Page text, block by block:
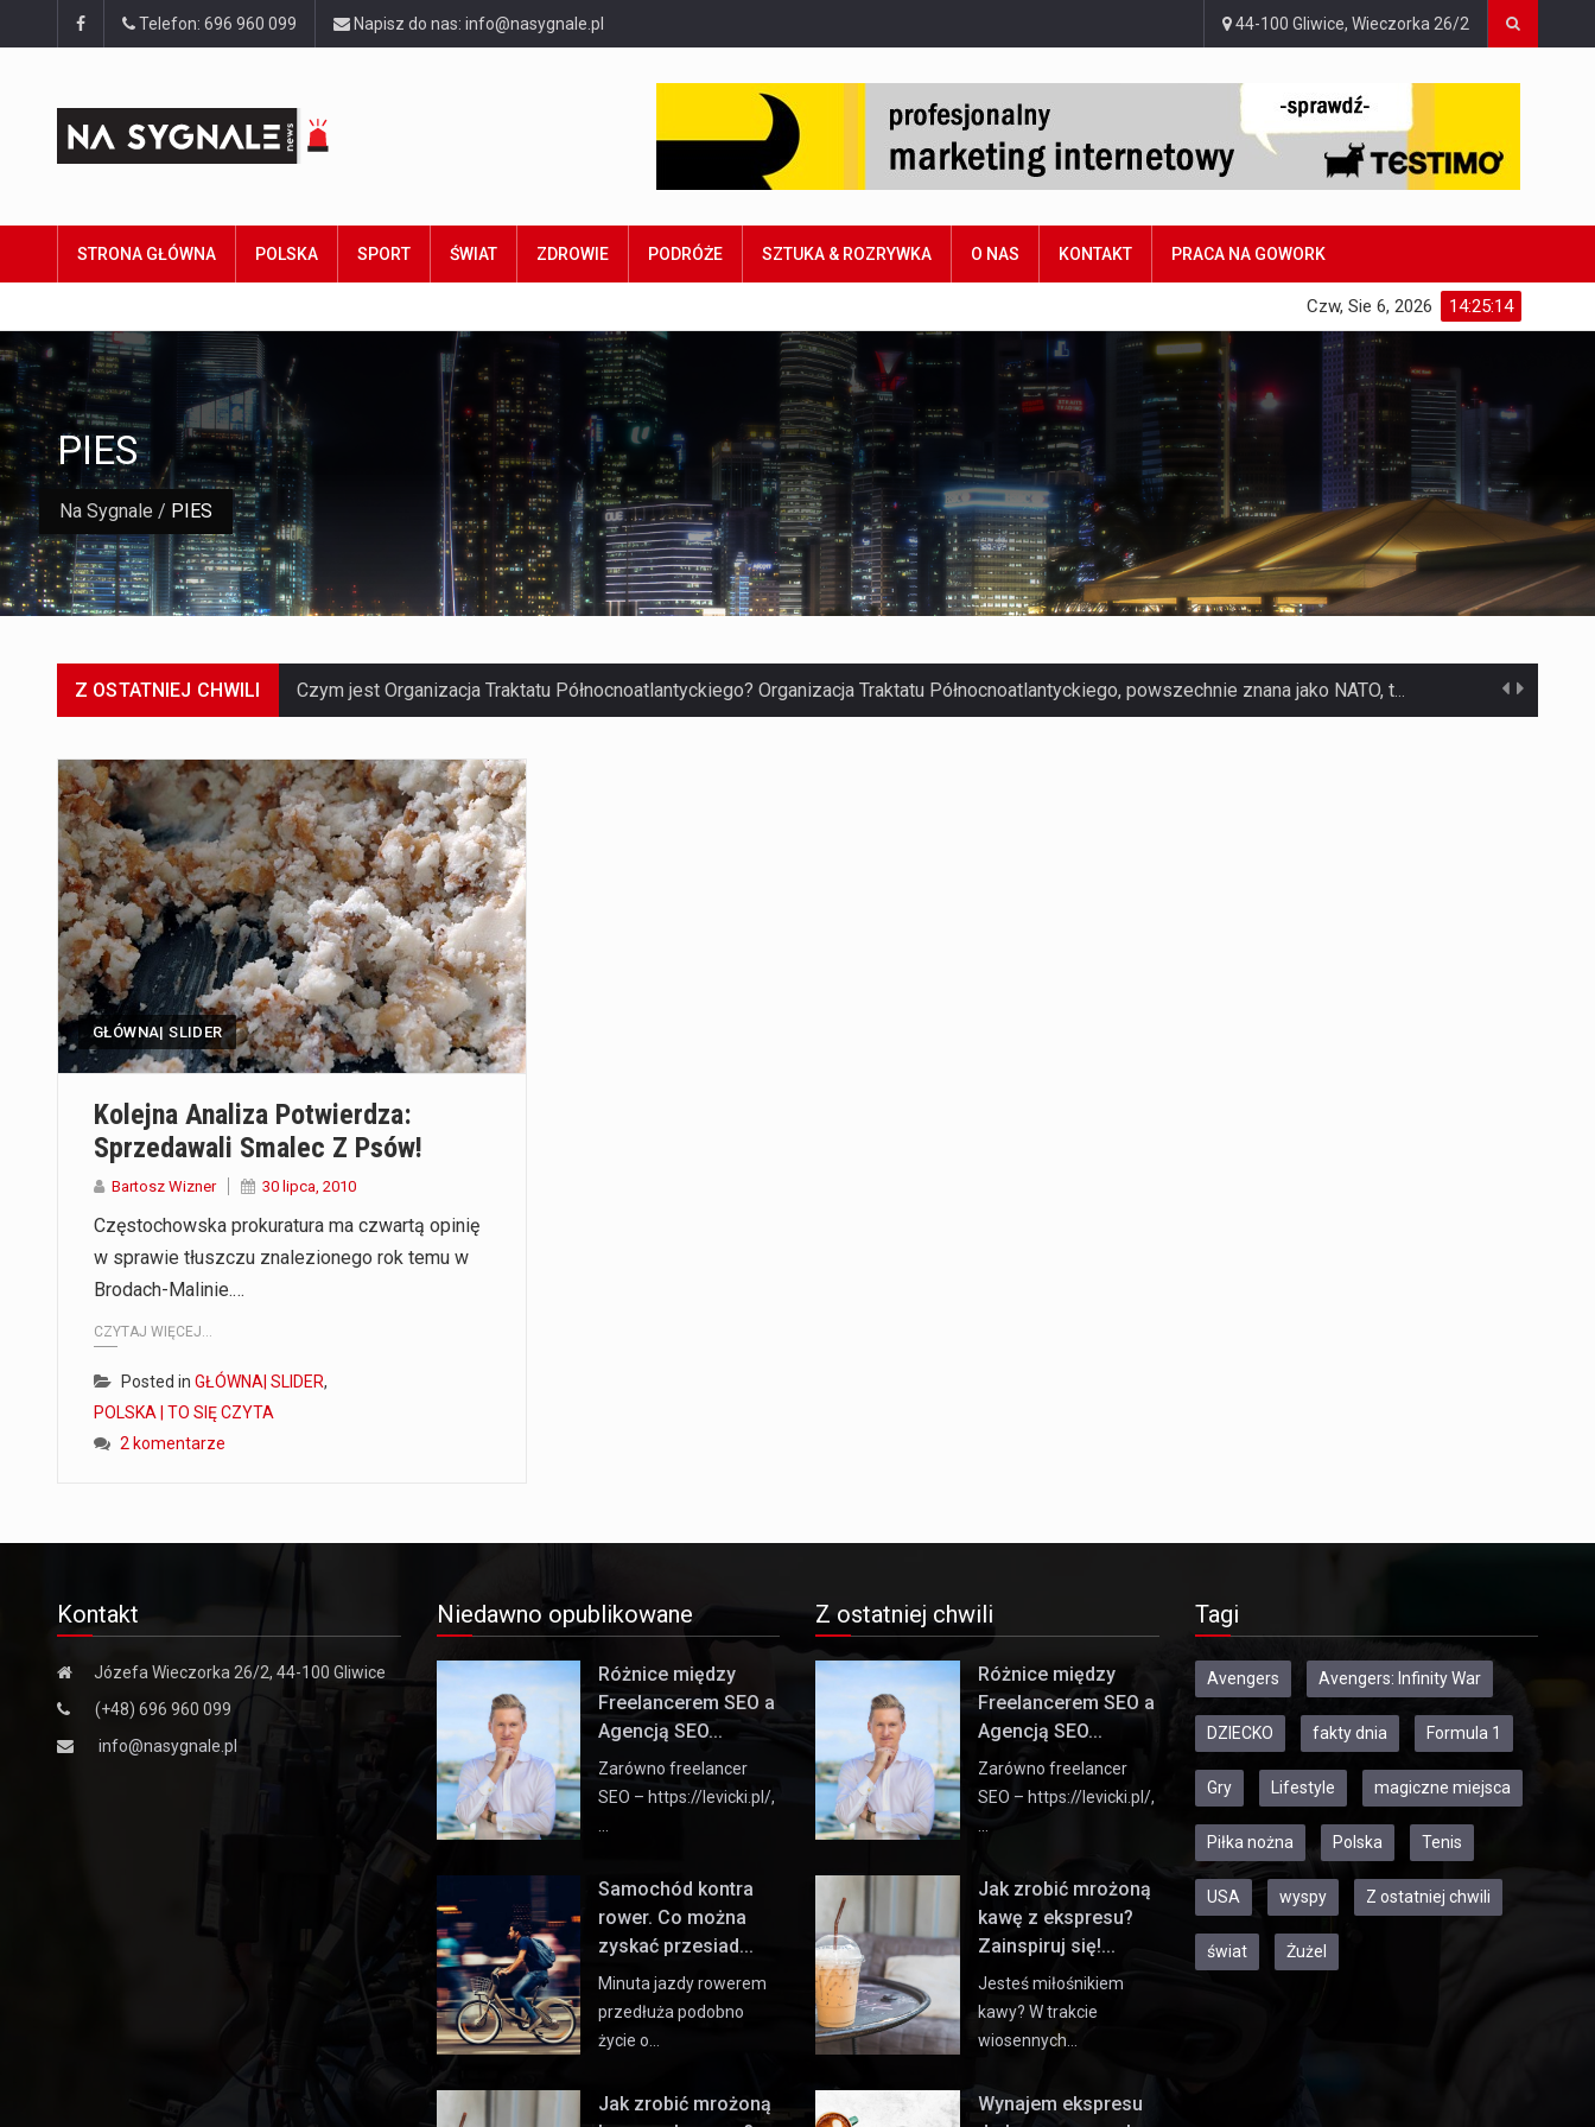
Telefon: 696 960 099 Napisz do nas: info@nasygnale.pl 44-100 Gliwice, Wieczorka 26/2
STRONA GŁÓWNA POLSKA SPORT ŚWIAT ZDROWIE PODRÓŻE SZTUKA & ROZRYWKA O NAS KONTAKT PRACA NA GOWORK
14:25:15
Czw, Sie 6, 2026
Na Sygnale / PIES
PIES
Z OSTATNIEJ CHWILI Czym jest Organizacja Traktatu Północnoatlantyckiego? Organizacja Traktatu Północnoatlantyckiego, powszechnie znana jako NATO, to międzynarodowy sojusz polityczno-wojskowy, który powstał 4 kwietnia 1949 roku. Został założony przez…
GŁÓWNA| SLIDER
Kolejna Analiza Potwierdza:
Sprzedawali Smalec Z Psów!
Bartosz Wizner 30 lipca, 2010
Częstochowska prokuratura ma czwartą opinię
w sprawie tłuszczu znalezionego rok temu w
Brodach-Malinie.…
CZYTAJ WIĘCEJ...
Posted in GŁÓWNA| SLIDER,
POLSKA | TO SIĘ CZYTA
2 komentarze
Kontakt
Józefa Wieczorka 26/2, 44-100 Gliwice
(+48) 696 960 099
info@nasygnale.pl
Niedawno opublikowane
Różnice między
Freelancerem SEO a
Agencją SEO...
Zarówno freelancer
SEO – https://levicki.pl/,
Samochód kontra
rower. Co można
zyskać przesiad...
Minuta jazdy rowerem
przedłuża podobno
życie o…
Jak zrobić mrożoną
Z ostatniej chwili
Różnice między
Freelancerem SEO a
Agencją SEO...
Zarówno freelancer
SEO – https://levicki.pl/,
Jak zrobić mrożoną
kawę z ekspresu?
Zainspiruj się!...
Jesteś miłośnikiem
kawy? W trakcie
wiosennych…
Wynajem ekspresu
Tagi
Avengers Avengers: Infinity War
DZIECKO fakty dnia Formula 1
Gry Lifestyle magiczne miejsca
Piłka nożna Polska Tenis
USA wyspy Z ostatniej chwili
świat Żużel